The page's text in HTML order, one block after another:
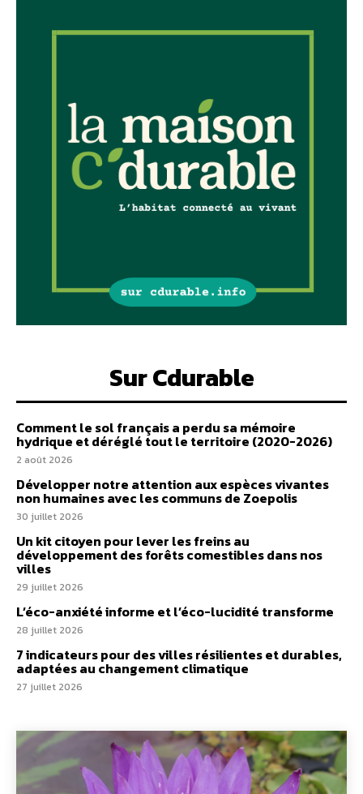
Sur Cdurable
Comment le sol français a perdu sa mémoire
hydrique et déréglé tout le territoire (2020-2026)
2 août 2026
Développer notre attention aux espèces vivantes
non humaines avec les communs de Zoepolis
30 juillet 2026
Un kit citoyen pour lever les freins au
développement des forêts comestibles dans nos
villes
29 juillet 2026
L’éco-anxiété informe et l’éco-lucidité transforme
28 juillet 2026
7 indicateurs pour des villes résilientes et durables,
adaptées au changement climatique
27 juillet 2026